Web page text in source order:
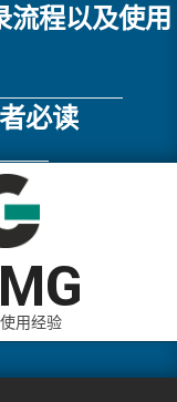
流程以及使用
必读
用经验